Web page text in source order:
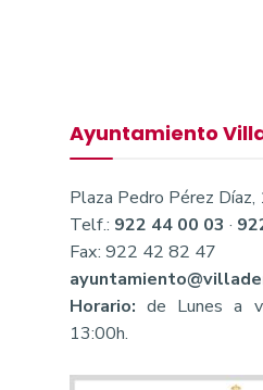
Ayuntamiento
Plaza Pedro Pérez
Telf.: 922 44 00 03 ·
Fax: 922 42 82 47
Horario: de Lunes a
13:00h.